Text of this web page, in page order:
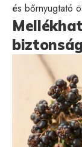
és bőrnyugtató